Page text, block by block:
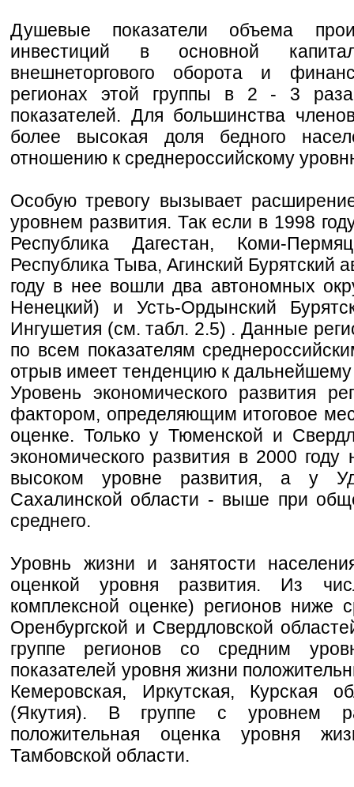
Душевые показатели объема
инвестиций в основной
внешнеторгового оборота и
регионах этой группы в 2 - 3 раза
показателей. Для большинства
более высокая доля бедного
отношению к среднероссийскому
Особую тревогу вызывает
уровнем развития. Так если в 1998
Республика Дагестан, Коми-
Республика Тыва, Агинский Бурятский
году в нее вошли два автономных
Ненецкий) и Усть-Ордынский
Ингушетия (см. табл. 2.5) . Данные
по всем показателям
отрыв имеет тенденцию к
Уровень экономического развития
фактором, определяющим итоговое
оценке. Только у Тюменской и
экономического развития в 2000
высоком уровне развития, а у
Сахалинской области - выше при
среднего.
Уровнь жизни и занятости
оценкой уровня развития. Из
комплексной оценке) регионов ниже
Оренбургской и Свердловской
группе регионов со средним
показателей уровня жизни
Кемеровская, Иркутская, Курская
(Якутия). В группе с уровнем
положительная оценка уровня
Тамбовской области.